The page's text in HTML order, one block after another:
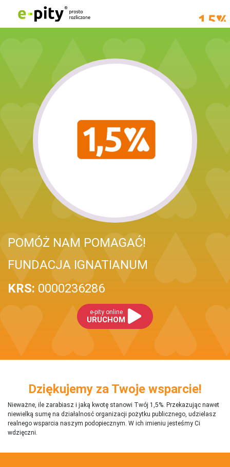
POMÓŻ NAM POMAGAĆ!
FUNDACJA IGNATIANUM
KRS: 0000236286
e-pity online
URUCHOM
Dziękujemy za Twoje wsparcie!
Nieważne, ile zarabiasz i jaką kwotę stanowi Twój 1,5%. Przekazując nawet
niewielką sumę na działalnosć organizacji pożytku publicznego, udzielasz
realnego wsparcia naszym podopiecznym. W ich imieniu jesteśmy Ci
wdzięczni.